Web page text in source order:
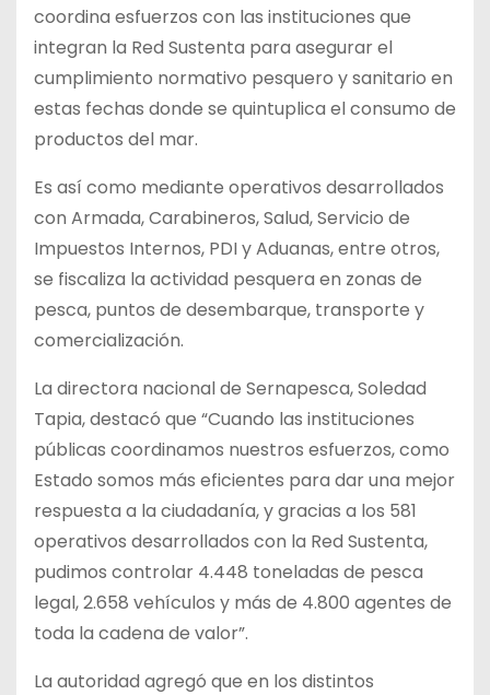
coordina esfuerzos con las instituciones que
integran la Red Sustenta para asegurar el
cumplimiento normativo pesquero y sanitario en
estas fechas donde se quintuplica el consumo de
productos del mar.
Es así como mediante operativos desarrollados
con Armada, Carabineros, Salud, Servicio de
Impuestos Internos, PDI y Aduanas, entre otros,
se fiscaliza la actividad pesquera en zonas de
pesca, puntos de desembarque, transporte y
comercialización.
La directora nacional de Sernapesca, Soledad
Tapia, destacó que “Cuando las instituciones
públicas coordinamos nuestros esfuerzos, como
Estado somos más eficientes para dar una mejor
respuesta a la ciudadanía, y gracias a los 581
operativos desarrollados con la Red Sustenta,
pudimos controlar 4.448 toneladas de pesca
legal, 2.658 vehículos y más de 4.800 agentes de
toda la cadena de valor”.
La autoridad agregó que en los distintos